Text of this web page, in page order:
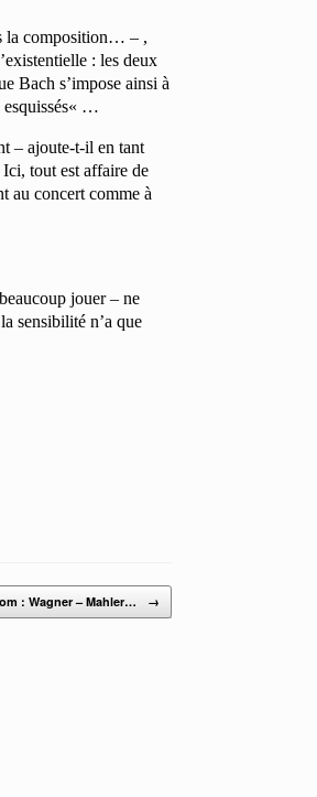
la composition… – ,
: les deux
Bach s’impose ainsi à
esquissés« …
– ajoute-t-il en tant
tout est affaire de
au concert comme à
jouer – ne
sensibilité n’a que
: Wagner – Mahler… →